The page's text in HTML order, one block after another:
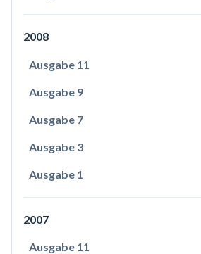
2008
Ausgabe 11
Ausgabe 9
Ausgabe 7
Ausgabe 3
Ausgabe 1
2007
Ausgabe 11